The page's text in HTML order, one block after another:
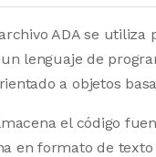
ADA se utiliza
lenguaje de
a objetos
el código
en formato de